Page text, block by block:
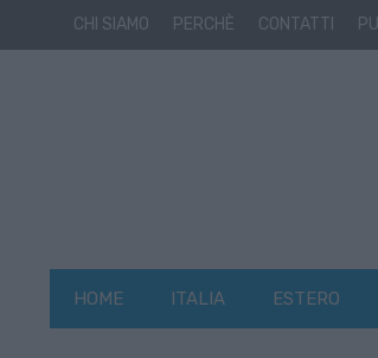
CHI SIAMO PERCHÈ CONTATTI
HOME ITALIA ESTERO